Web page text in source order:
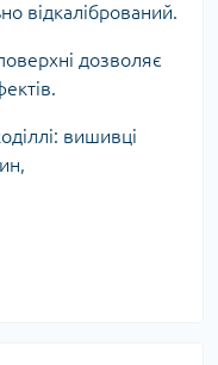
відкалібрований.
дозволяє
вишивці